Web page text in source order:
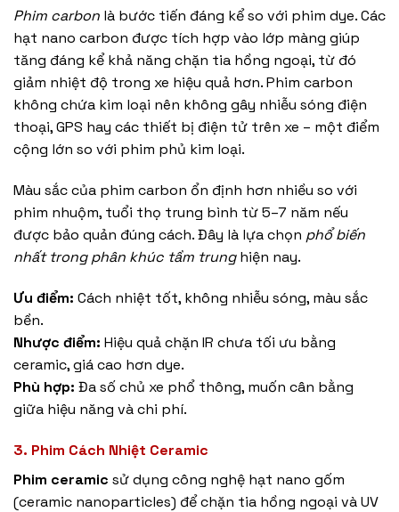
Phim carbon là bước tiến đáng kể so với phim dye. Các
hạt nano carbon được tích hợp vào lớp màng giúp
tăng đáng kể khả năng chặn tia hồng ngoại, từ đó
giảm nhiệt độ trong xe hiệu quả hơn. Phim carbon
không chứa kim loại nên không gây nhiễu sóng điện
thoại, GPS hay các thiết bị điện tử trên xe – một điểm
cộng lớn so với phim phủ kim loại.
Màu sắc của phim carbon ổn định hơn nhiều so với
phim nhuộm, tuổi thọ trung bình từ 5–7 năm nếu
được bảo quản đúng cách. Đây là lựa chọn phổ biến
nhất trong phân khúc tầm trunghiện nay.
Ưu điểm: Cách nhiệt tốt, không nhiễu sóng, màu sắc
bền.
Nhược điểm: Hiệu quả chặn IR chưa tối ưu bằng
ceramic, giá cao hơn dye.
Phù hợp: Đa số chủ xe phổ thông, muốn cân bằng
giữa hiệu năng và chi phí.
3. Phim Cách Nhiệt Ceramic
Phim ceramic sử dụng công nghệ hạt nano gốm
(ceramic nanoparticles) để chặn tia hồng ngoại và UV